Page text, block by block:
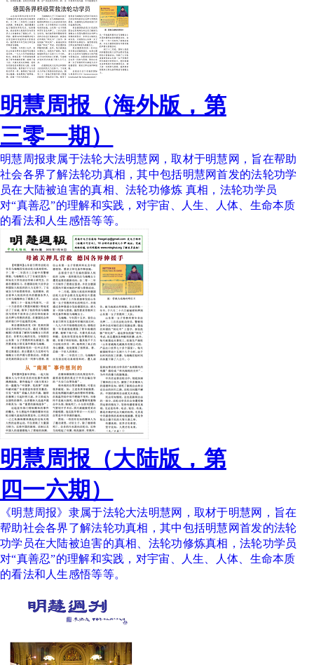
明慧周报（海外版，第
三零一期）
明慧周报隶属于法轮大法明慧网，取材于明慧网，旨在帮助
社会各界了解法轮功真相，其中包括明慧网首发的法轮功学
员在大陆被迫害的真相、法轮功修炼 真相，法轮功学员
对“真善忍”的理解和实践，对宇宙、人生、人体、生命本质
的看法和人生感悟等等。
明慧周报（大陆版，第
四一六期）
《明慧周报》隶属于法轮大法明慧网，取材于明慧网，旨在
帮助社会各界了解法轮功真相，其中包括明慧网首发的法轮
功学员在大陆被迫害的真相、法轮功修炼真相，法轮功学员
对“真善忍”的理解和实践，对宇宙、人生、人体、生命本质
的看法和人生感悟等等。